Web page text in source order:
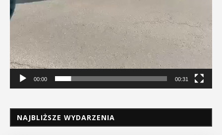
00:00 00:31
NAJBLIŻSZE WYDARZENIA